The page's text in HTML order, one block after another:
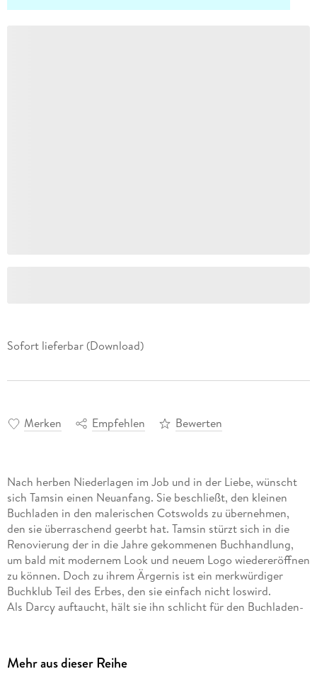
Sofort lieferbar (Download)
Merken Empfehlen Bewerten
Nach herben Niederlagen im Job und in der Liebe, wünscht
sich Tamsin einen Neuanfang. Sie beschließt, den kleinen
Buchladen in den malerischen Cotswolds zu übernehmen,
den sie überraschend geerbt hat. Tamsin stürzt sich in die
Renovierung der in die Jahre gekommenen Buchhandlung,
um bald mit modernem Look und neuem Logo wiedereröffnen
zu können. Doch zu ihrem Ärgernis ist ein merkwürdiger
Buchklub Teil des Erbes, den sie einfach nicht loswird.
Als Darcy auftaucht, hält sie ihn schlicht für den Buchladen-
Modernisierungsmaßnahmen den guten Ruf der
Buchhandlung und damit auch ihre Zukunft aufs Spiel setzt.
Mehr aus dieser Reihe